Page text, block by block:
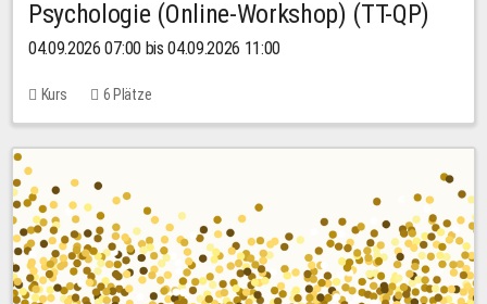
Psychologie (Online-Workshop) (TT-QP)
04.09.2026 07:00 bis 04.09.2026 11:00
Kurs 6 Plätze